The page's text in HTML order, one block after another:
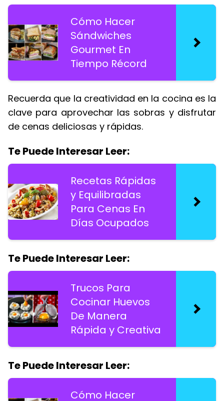
Cómo Hacer
Sándwiches
Gourmet En
Tiempo Récord
Recuerda que la creatividad en la cocina es la
clave para aprovechar las sobras y disfrutar
de cenas deliciosas y rápidas.
Te Puede Interesar Leer:
Recetas Rápidas
y Equilibradas
Para Cenas En
Días Ocupados
Te Puede Interesar Leer:
Trucos Para
Cocinar Huevos
De Manera
Rápida y Creativa
Te Puede Interesar Leer:
Cómo Hacer